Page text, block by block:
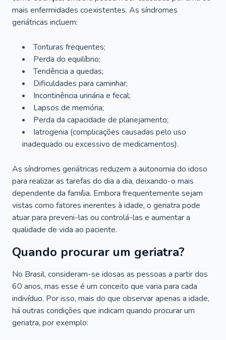
mais enfermidades coexistentes. As síndromes
geriátricas incluem:
Tonturas frequentes;
Perda do equilíbrio;
Tendência a quedas;
Dificuldades para caminhar;
Incontinência urinária e fecal;
Lapsos de memória;
Perda da capacidade de planejamento;
Iatrogenia (complicações causadas pelo uso
inadequado ou excessivo de medicamentos).
As síndromes geriátricas reduzem a autonomia do idoso
para realizar as tarefas do dia a dia, deixando-o mais
dependente da família. Embora frequentemente sejam
vistas como fatores inerentes à idade, o geriatra pode
atuar para preveni-las ou controlá-las e aumentar a
qualidade de vida ao paciente.
Quando procurar um geriatra?
No Brasil, consideram-se idosas as pessoas a partir dos
60 anos, mas esse é um conceito que varia para cada
indivíduo. Por isso, mais do que observar apenas a idade,
há outras condições que indicam quando procurar um
geriatra, por exemplo: